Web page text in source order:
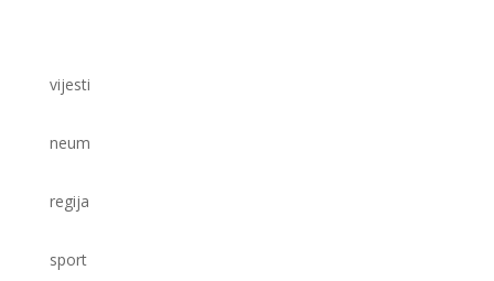
vijesti
neum
regija
sport